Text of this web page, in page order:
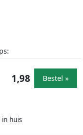
huis
1,98 Bestel »